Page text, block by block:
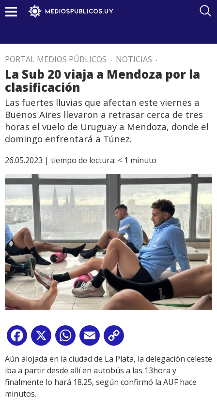
PORTAL MEDIOS PÚBLICOS . NOTICIAS .
La Sub 20 viaja a Mendoza por la
clasificación
Las fuertes lluvias que afectan este viernes a
Buenos Aires llevaron a retrasar cerca de tres
horas el vuelo de Uruguay a Mendoza, donde el
domingo enfrentará a Túnez.
26.05.2023 | tiempo de lectura: < 1 minuto
Facebook
X WhatsApp
Email
Link
Aún alojada en la ciudad de La Plata, la delegación celeste
iba a partir desde allí en autobús a las 13hora y
finalmente lo hará 18.25, según confirmó la AUF hace
minutos.